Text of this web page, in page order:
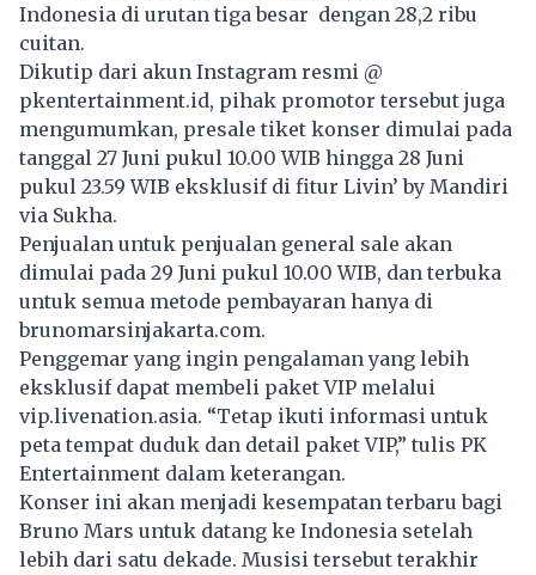
Indonesia di urutan tiga besar dengan 28,2 ribu
cuitan.
Dikutip dari akun Instagram resmi @
pkentertainment.id, pihak promotor tersebut juga
mengumumkan, presale tiket konser dimulai pada
tanggal 27 Juni pukul 10.00 WIB hingga 28 Juni
pukul 23.59 WIB eksklusif di fitur Livin’ by Mandiri
via Sukha.
Penjualan untuk penjualan general sale akan
dimulai pada 29 Juni pukul 10.00 WIB, dan terbuka
untuk semua metode pembayaran hanya di
brunomarsinjakarta.com.
Penggemar yang ingin pengalaman yang lebih
eksklusif dapat membeli paket VIP melalui
vip.livenation.asia. “Tetap ikuti informasi untuk
peta tempat duduk dan detail paket VIP,” tulis PK
Entertainment dalam keterangan.
Konser ini akan menjadi kesempatan terbaru bagi
Bruno Mars untuk datang ke Indonesia setelah
lebih dari satu dekade. Musisi tersebut terakhir